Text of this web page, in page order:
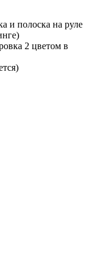
и полоска на руле
2 цветом в